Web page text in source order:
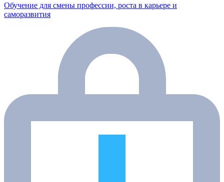
Обучение для смены профессии, роста в карьере и
саморазвития